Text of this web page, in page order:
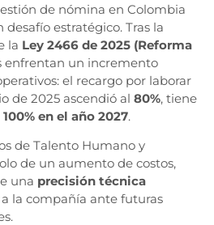
de nómina en Colombia
estratégico. Tras la
la Ley 2466 de 2025 (Reforma
enfrentan un incremento
el recargo por laborar
de 2025 ascendió al 80%, tiene
100% en el año 2027.
de Talento Humano y
de un aumento de costos,
una precisión técnica
la compañía ante futuras